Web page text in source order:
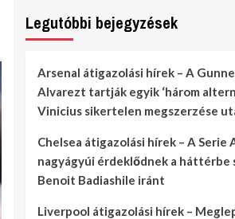
Legutóbbi bejegyzések
Arsenal átigazolási hírek – A
Alvarezt tartják egyik ‘három
Vinicius sikertelen megszerzése
Chelsea átigazolási hírek – A Serie
nagyágyúi érdeklődnek a háttérbe
Benoit Badiashile iránt
Liverpool átigazolási hírek –